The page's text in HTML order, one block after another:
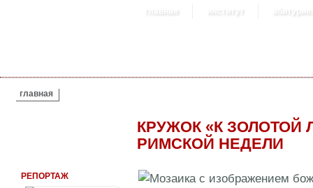
главная институт
ВЫ ЗДЕСЬ
главная
КРУЖОК «К ЗОЛОТОЙ
РИМСКОЙ НЕДЕЛИ
РЕПОРТАЖ